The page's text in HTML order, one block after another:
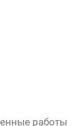
работы